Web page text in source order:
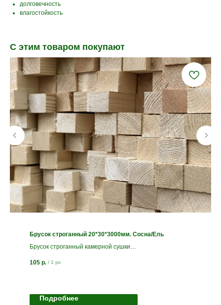
долговечность
влагостойкость
С этим товаром покупают
Брусок строганный 20*30*3000мм. Сосна/Ель
Брусок строганный камерной сушки
105 р. / 1 pc
Подробнее